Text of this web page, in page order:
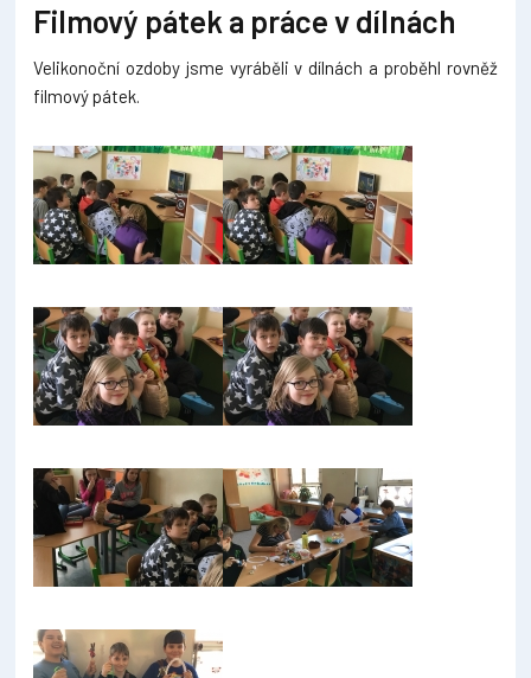
Filmový pátek a práce v dílnách
Velikonoční ozdoby jsme vyráběli v dílnách a proběhl rovněž
filmový pátek.